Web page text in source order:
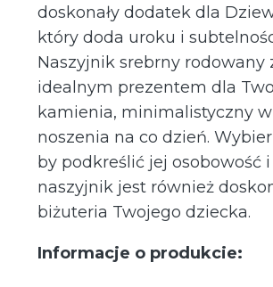
doskonały dodatek dla
który doda uroku i
Naszyjnik srebrny rodowany
idealnym prezentem dla
kamienia, minimalistyczny
noszenia na co dzień.
by podkreślić jej osobowość
naszyjnik jest również
biżuteria Twojego dziecka.
Informacje o produkcie: